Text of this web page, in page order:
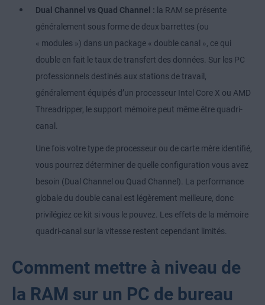
Dual Channel vs Quad Channel : la RAM se présente
généralement sous forme de deux barrettes (ou
« modules ») dans un package « double canal », ce qui
double en fait le taux de transfert des données. Sur les PC
professionnels destinés aux stations de travail,
généralement équipés d’un processeur Intel Core X ou AMD
Threadripper, le support mémoire peut même être quadri-
canal.
Une fois votre type de processeur ou de carte mère identifié,
vous pourrez déterminer de quelle configuration vous avez
besoin (Dual Channel ou Quad Channel). La performance
globale du double canal est légèrement meilleure, donc
privilégiez ce kit si vous le pouvez. Les effets de la mémoire
quadri-canal sur la vitesse restent cependant limités.
Comment mettre à niveau de
la RAM sur un PC de bureau